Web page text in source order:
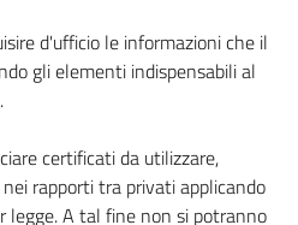
d'ufficio le informazioni che il
gli elementi indispensabili al
certificati da utilizzare,
rapporti tra privati applicando
legge. A tal fine non si potranno